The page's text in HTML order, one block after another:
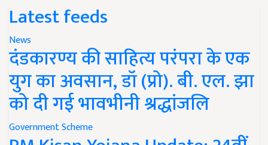
Latest feeds
News
दंडकारण्य की साहित्य परंपरा के एक
युग का अवसान, डॉ (प्रो). बी. एल. झा
को दी गई भावभीनी श्रद्धांजलि
Government Scheme